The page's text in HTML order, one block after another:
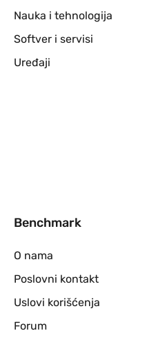
Nauka i tehnologija
Softver i servisi
Uređaji
Benchmark
O nama
Poslovni kontakt
Uslovi korišćenja
Forum